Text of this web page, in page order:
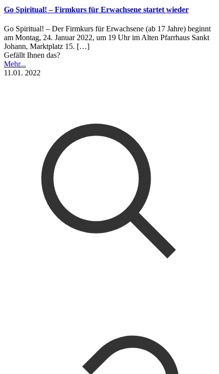
Go Spiritual! – Firmkurs für Erwachsene startet wieder
Go Spiritual! – Der Firmkurs für Erwachsene (ab 17 Jahre) beginnt
am Montag, 24. Januar 2022, um 19 Uhr im Alten Pfarrhaus Sankt
Johann, Marktplatz 15. […]
Gefällt Ihnen das?
Mehr...
11.01. 2022